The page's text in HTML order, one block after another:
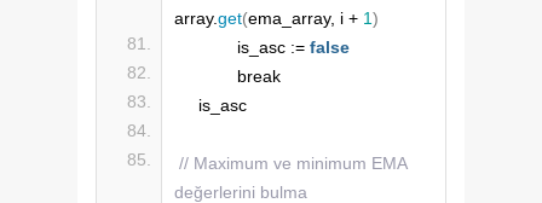
array.get(ema_array, i + 1)
            is_asc :=
false
            break
    is_asc
// Maximum ve minimum EMA
değerlerini bulma